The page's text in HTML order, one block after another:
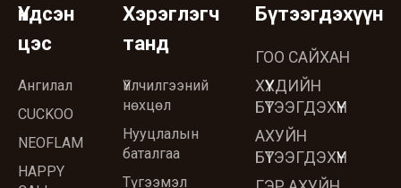
Үндсэн
цэс
Ангилал
CUCKOO
NEOFLAM
HAPPY
Хэрэглэгч
танд
Үйлчилгээний
нөхцөл
Нууцлалын
баталгаа
Түгээмэл
Бүтээгдэхүүн
ГОО САЙХАН
ХҮҮХДИЙН
БҮТЭЭГДЭХҮҮН
АХУЙН
БҮТЭЭГДЭХҮҮН